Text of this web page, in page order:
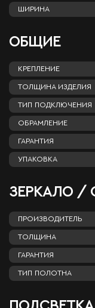
ШИРИНА
ОБЩИЕ
КРЕПЛЕНИЕ
ТОЛЩИНА ИЗДЕЛИЯ
ТИП ПОДКЛЮЧЕНИЯ
ОБРАМЛЕНИЕ
ГАРАНТИЯ
УПАКОВКА
ЗЕРКАЛО /
ПРОИЗВОДИТЕЛЬ
ТОЛЩИНА
ГАРАНТИЯ
ТИП ПОЛОТНА